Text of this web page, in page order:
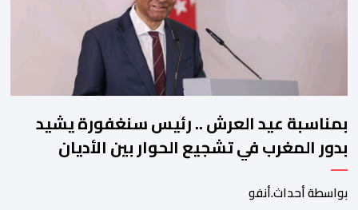
بمناسبة عيد العرش .. رئيس سنغفورة يشيد
بدور المغرب في تشجيع الحوار بين الأديان
بواسطة أحداث.أنفو